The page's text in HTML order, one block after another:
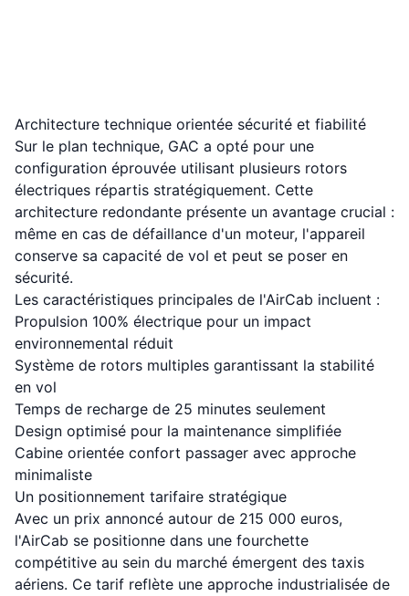
Architecture technique orientée sécurité et fiabilité
Sur le plan technique, GAC a opté pour une
configuration éprouvée utilisant plusieurs rotors
électriques répartis stratégiquement. Cette
architecture redondante présente un avantage crucial :
même en cas de défaillance d'un moteur, l'appareil
conserve sa capacité de vol et peut se poser en
sécurité.
Les caractéristiques principales de l'AirCab incluent :
Propulsion 100% électrique pour un impact
environnemental réduit
Système de rotors multiples garantissant la stabilité
en vol
Temps de recharge de 25 minutes seulement
Design optimisé pour la maintenance simplifiée
Cabine orientée confort passager avec approche
minimaliste
Un positionnement tarifaire stratégique
Avec un prix annoncé autour de 215 000 euros,
l'AirCab se positionne dans une fourchette
compétitive au sein du marché émergent des taxis
aériens. Ce tarif reflète une approche industrialisée de